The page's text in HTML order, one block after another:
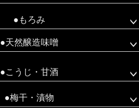
●もろみ
●天然醸造味噌
●こうじ・甘酒
●梅干・漬物